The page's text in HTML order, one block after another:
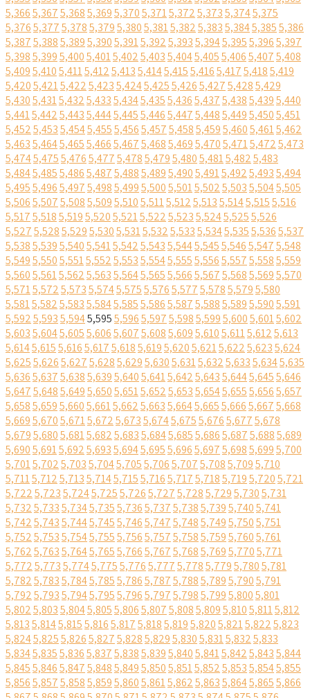
5,3665,3675,3685,3695,3705,3715,3725,3735,3745,375
5,3765,3775,3785,3795,3805,3815,3825,3835,3845,3855,386
5,3875,3885,3895,3905,3915,3925,3935,3945,3955,3965,397
5,3985,3995,4005,4015,4025,4035,4045,4055,4065,4075,408
5,4095,4105,4115,4125,4135,4145,4155,4165,4175,4185,419
5,4205,4215,4225,4235,4245,4255,4265,4275,4285,429
5,4305,4315,4325,4335,4345,4355,4365,4375,4385,4395,440
5,4415,4425,4435,4445,4455,4465,4475,4485,4495,4505,451
5,4525,4535,4545,4555,4565,4575,4585,4595,4605,4615,462
5,4635,4645,4655,4665,4675,4685,4695,4705,4715,4725,473
5,4745,4755,4765,4775,4785,4795,4805,4815,4825,483
5,4845,4855,4865,4875,4885,4895,4905,4915,4925,4935,494
5,4955,4965,4975,4985,4995,5005,5015,5025,5035,5045,505
5,5065,5075,5085,5095,5105,5115,5125,5135,5145,5155,516
5,5175,5185,5195,5205,5215,5225,5235,5245,5255,526
5,5275,5285,5295,5305,5315,5325,5335,5345,5355,5365,537
5,5385,5395,5405,5415,5425,5435,5445,5455,5465,5475,548
5,5495,5505,5515,5525,5535,5545,5555,5565,5575,5585,559
5,5605,5615,5625,5635,5645,5655,5665,5675,5685,5695,570
5,5715,5725,5735,5745,5755,5765,5775,5785,5795,580
5,5815,5825,5835,5845,5855,5865,5875,5885,5895,5905,591
5,5925,5935,5945,5955,5965,5975,5985,5995,6005,6015,602
5,6035,6045,6055,6065,6075,6085,6095,6105,6115,6125,613
5,6145,6155,6165,6175,6185,6195,6205,6215,6225,6235,624
5,6255,6265,6275,6285,6295,6305,6315,6325,6335,6345,635
5,6365,6375,6385,6395,6405,6415,6425,6435,6445,6455,646
5,6475,6485,6495,6505,6515,6525,6535,6545,6555,6565,657
5,6585,6595,6605,6615,6625,6635,6645,6655,6665,6675,668
5,6695,6705,6715,6725,6735,6745,6755,6765,6775,678
5,6795,6805,6815,6825,6835,6845,6855,6865,6875,6885,689
5,6905,6915,6925,6935,6945,6955,6965,6975,6985,6995,700
5,7015,7025,7035,7045,7055,7065,7075,7085,7095,710
5,7115,7125,7135,7145,7155,7165,7175,7185,7195,7205,721
5,7225,7235,7245,7255,7265,7275,7285,7295,7305,731
5,7325,7335,7345,7355,7365,7375,7385,7395,7405,741
5,7425,7435,7445,7455,7465,7475,7485,7495,7505,751
5,7525,7535,7545,7555,7565,7575,7585,7595,7605,761
5,7625,7635,7645,7655,7665,7675,7685,7695,7705,771
5,7725,7735,7745,7755,7765,7775,7785,7795,7805,781
5,7825,7835,7845,7855,7865,7875,7885,7895,7905,791
5,7925,7935,7945,7955,7965,7975,7985,7995,8005,801
5,8025,8035,8045,8055,8065,8075,8085,8095,8105,8115,812
5,8135,8145,8155,8165,8175,8185,8195,8205,8215,8225,823
5,8245,8255,8265,8275,8285,8295,8305,8315,8325,833
5,8345,8355,8365,8375,8385,8395,8405,8415,8425,8435,844
5,8455,8465,8475,8485,8495,8505,8515,8525,8535,8545,855
5,8565,8575,8585,8595,8605,8615,8625,8635,8645,8655,866